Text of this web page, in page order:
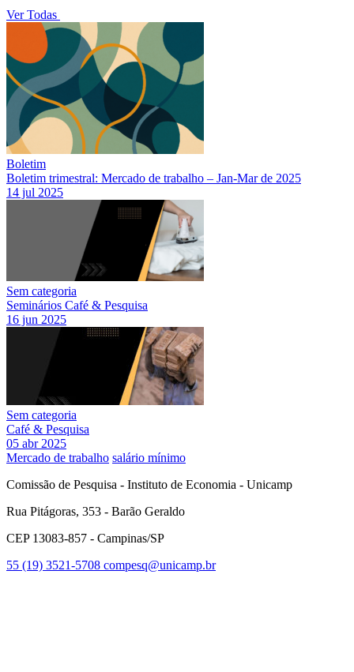
Ver Todas
Boletim
Boletim trimestral: Mercado de trabalho – Jan-Mar de 2025
14 jul 2025
Sem categoria
Seminários Café & Pesquisa
16 jun 2025
Sem categoria
Café & Pesquisa
05 abr 2025
Mercado de trabalho salário mínimo
Comissão de Pesquisa - Instituto de Economia - Unicamp
Rua Pitágoras, 353 - Barão Geraldo
CEP 13083-857 - Campinas/SP
55 (19) 3521-5708 compesq@unicamp.br